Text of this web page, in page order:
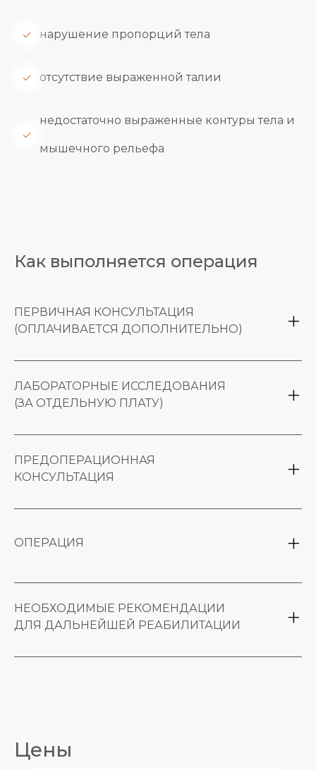
нарушение пропорций тела
отсутствие выраженной талии
недостаточно выраженные контуры тела и
мышечного рельефа
Как выполняется операция
ПЕРВИЧНАЯ КОНСУЛЬТАЦИЯ
(ОПЛАЧИВАЕТСЯ ДОПОЛНИТЕЛЬНО)
определение зон коррекции
ЛАБОРАТОРНЫЕ ИССЛЕДОВАНИЯ
(ЗА ОТДЕЛЬНУЮ ПЛАТУ)
ПРЕДОПЕРАЦИОННАЯ
КОНСУЛЬТАЦИЯ
пациента к операции
ОПЕРАЦИЯ
областиЧитать дальше
НЕОБХОДИМЫЕ РЕКОМЕНДАЦИИ
ДЛЯ ДАЛЬНЕЙШЕЙ РЕАБИЛИТАЦИИ
Цены